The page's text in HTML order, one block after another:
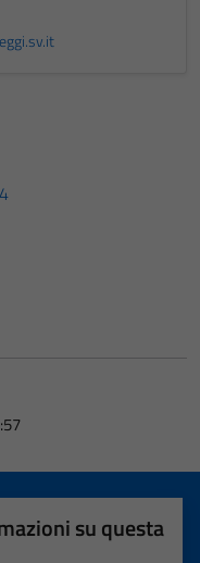
su questa